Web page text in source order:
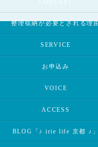
CONCEPT
整理収納が必要とされる理
SERVICE
お申込み
VOICE
ACCESS
BLOG「♪ irie life 京都 ♪」